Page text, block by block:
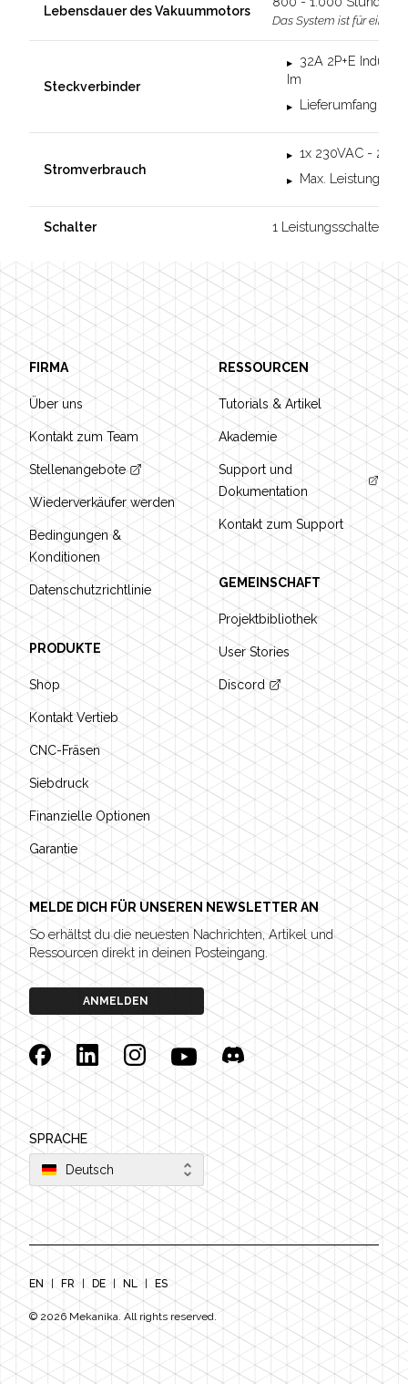
Lebensdauer des Vakuummotors
Das System ist für einen
Steckverbinder
32A 2P+E
Im
Lieferumfang
Stromverbrauch
1x 230VAC - 20A
Max. Leistung :
Schalter 1 Leistungsschalter
Footer
FIRMA
Über uns
Kontakt zum Team
Stellenangebote
Wiederverkäufer werden
Bedingungen &
Konditionen
Datenschutzrichtlinie
PRODUKTE
Shop
Kontakt Vertieb
CNC-Fräsen
Siebdruck
Finanzielle Optionen
Garantie
RESSOURCEN
Tutorials & Artikel
Akademie
Support und
Dokumentation
Kontakt zum Support
GEMEINSCHAFT
Projektbibliothek
User Stories
Discord
MELDE DICH FÜR UNSEREN NEWSLETTER AN
So erhältst du die neuesten Nachrichten, Artikel und
Ressourcen direkt in deinen Posteingang.
ANMELDEN
FacebookLinkedinInstagramYouTubeDiscord
SPRACHE
Deutsch
EN FR DE NL ES
© 2026 Mekanika. All rights reserved.